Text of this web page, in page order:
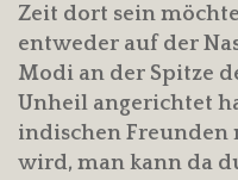
Zeit dort sein
entweder auf der
Modi an der Spitze
Unheil angerichtet
indischen Freunden
wird, man kann da